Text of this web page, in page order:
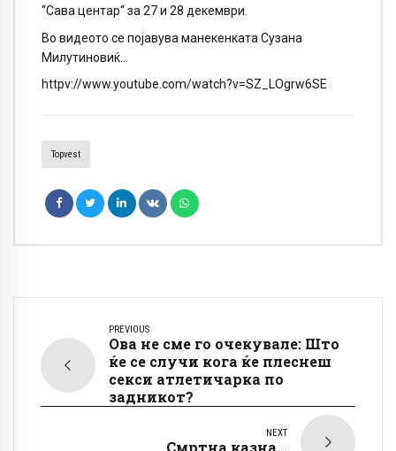
“Сава центар“ за 27 и 28 декември.
Во видеото се појавува манекенката Сузана
Милутиновиќ…
httpv://www.youtube.com/watch?v=SZ_LOgrw6SE
Topvest
PREVIOUS
Ова не сме го очекувале: Што
ќе се случи кога ќе плеснеш
секси атлетичарка по
задникот?
NEXT
Смртна казна...